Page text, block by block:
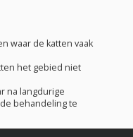
waar de katten vaak
het gebied niet
na langdurige
behandeling te